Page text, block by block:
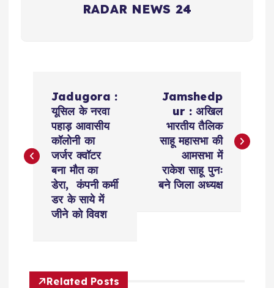
RADAR NEWS 24
s
v
Jadugora :
यूसिल के नरवा
पहाड़ आवासीय
कॉलोनी का
जर्जर क्वॉटर
बना मौत का
डेरा, कंपनी कर्मी
डर के साये में
जीने को विवश
Jamshedp
ur : अखिल
भारतीय तैलिक
साहू महासभा की
आमसभा में
राकेश साहू पुनः
बने जिला अध्यक्ष
Related Posts